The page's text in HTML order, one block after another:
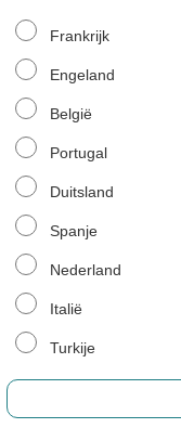
Frankrijk
Engeland
België
Portugal
Duitsland
Spanje
Nederland
Italië
Turkije